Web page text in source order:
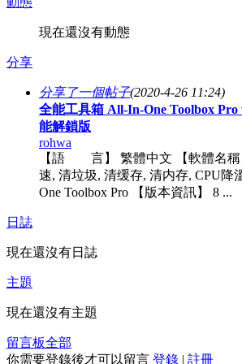
現在還沒有動態
分享
分享了一個帖子(2020-4-26 11:24)
全能工具箱 All-In-One Toolbox Pro
能解鎖版
rohwa
【語 言】 繁體中文 【軟體名稱
速, 清垃圾, 清缓存, 清内存, CPU降
One Toolbox Pro 【版本資訊】 8 ...
日誌
現在還沒有日誌
主題
現在還沒有主題
留言板全部
你需要登錄後才可以留言 登錄 | 註冊